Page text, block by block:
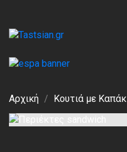
Αρχική Κουτιά με